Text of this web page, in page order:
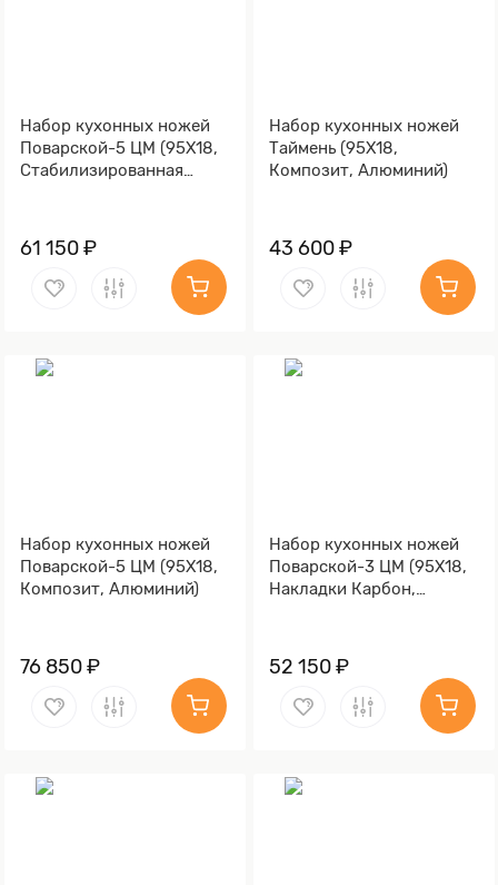
Набор кухонных ножей
Поварской-5 ЦМ (95Х18,
Стабилизированная
61 150 ₽
Набор кухонных ножей
Таймень (95Х18,
Композит, Алюминий)
43 600 ₽
Набор кухонных ножей
Поварской-5 ЦМ (95Х18,
Композит, Алюминий)
76 850 ₽
Набор кухонных ножей
Поварской-3 ЦМ (95Х18,
Накладки Карбон,
52 150 ₽